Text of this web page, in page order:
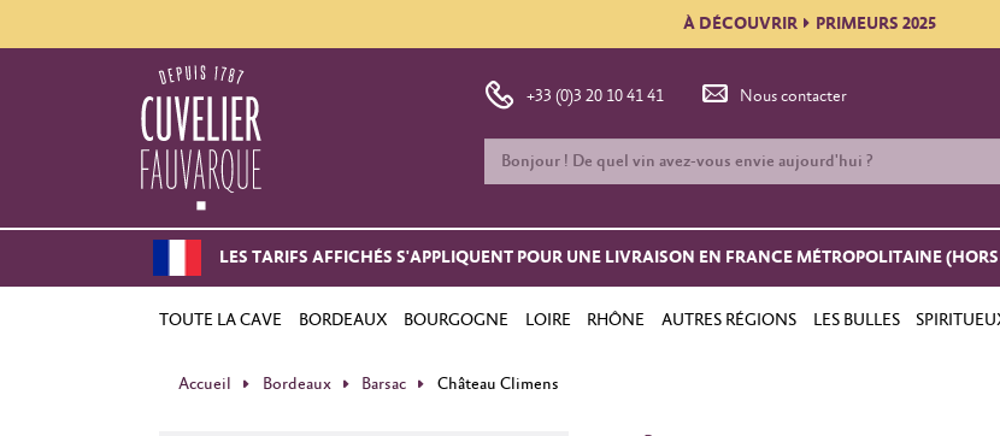
À DÉCOUVRIR PRIMEURS 2025
+33 (0)3 20 10 41 41 Nous contacter
LES TARIFS AFFICHÉS S'APPLIQUENT POUR UNE LIVRAISON EN FRANCE MÉTROPOLITAINE
TOUTE LA CAVE BORDEAUX BOURGOGNE LOIRE RHÔNE AUTRES RÉGIONS LES BULLES
Accueil Bordeaux Barsac Château Climens